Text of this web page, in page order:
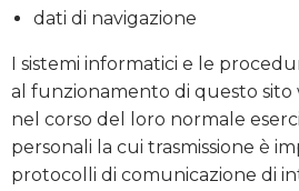
dati di navigazione
I sistemi informatici e le
al funzionamento di questo sito
nel corso del loro normale
personali la cui trasmissione è
protocolli di comunicazione di